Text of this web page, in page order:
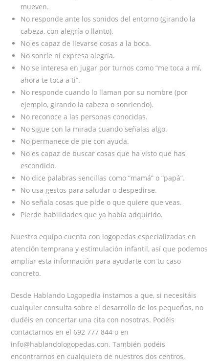
mueven.
No responde ante los sonidos del entorno (girando la
cabeza, con alegría o llanto).
No es capaz de llevarse cosas a la boca.
No sonríe ni expresa alegría.
No se interesa en jugar por turnos como “me toca a mí,
ahora te toca a ti”.
No responde cuando lo llaman por su nombre (por
ejemplo, girando la cabeza o sonriendo).
No reconoce a las personas conocidas.
No sigue con la mirada cuando señalas algo.
No permanece de pie con ayuda.
No es capaz de buscar cosas que ha visto que has
escondido.
No dice palabras sencillas como “mamá” o “papá”.
No usa gestos para saludar o despedirse.
No señala cosas que pide o que quiere que veas.
Pierde habilidades que ya había adquirido.
Nuestro equipo cuenta con logopedas especializadas en
atención temprana y estimulación infantil, así que podemos
ampliar esta información para ayudarte con tu caso
concreto.
Desde Hablando Logopedia instamos a que, si necesitáis
cualquier consulta sobre el desarrollo de los pequeños, no
dudéis en concertar una cita con nosotras. Podéis
contactarnos en el 692 777 844 o en
info@hablandologopedas.con. También podéis
encontrarnos en cualquiera de nuestros dos centros,